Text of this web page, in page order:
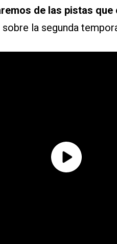
de las pistas que
la segunda